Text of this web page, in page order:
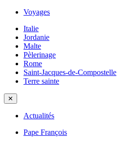
Voyages
Italie
Jordanie
Malte
Pèlerinage
Rome
Saint-Jacques-de-Compostelle
Terre sainte
✕
Actualités
Pape François